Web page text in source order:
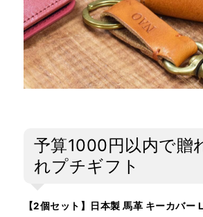
予算1000円以内で贈
れプチギフト
【2個セット】日本製 馬革 キーカバー